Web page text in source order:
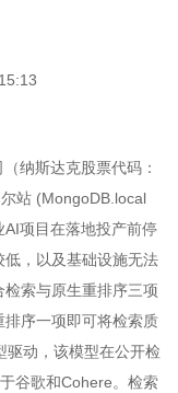
纳斯达克股票代码：
站 (MongoDB.local
项目在落地投产前停
，以及基础设施无法
索与原生重排序三项
序一项即可将检索质
驱动，该模型在公开检
谷歌和Cohere。检索